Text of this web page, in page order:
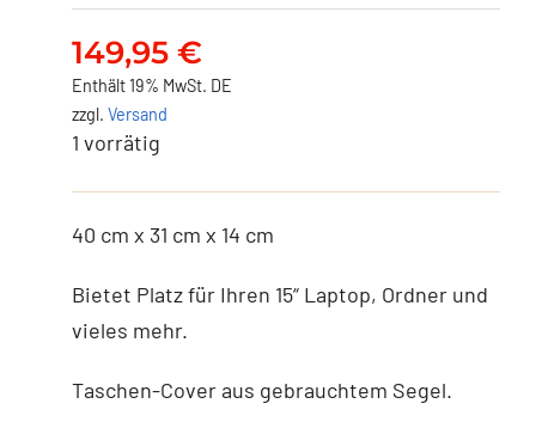
149,95 €
Enthält 19% MwSt. DE
zzgl. Versand
1 vorrätig
40 cm x 31 cm x 14 cm
Bietet Platz für Ihren 15“ Laptop, Ordner und
vieles mehr.
Taschen-Cover aus gebrauchtem Segel.